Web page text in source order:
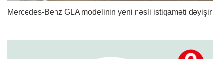
Mercedes-Benz GLA modelinin yeni nəsli istiqaməti dəyişir